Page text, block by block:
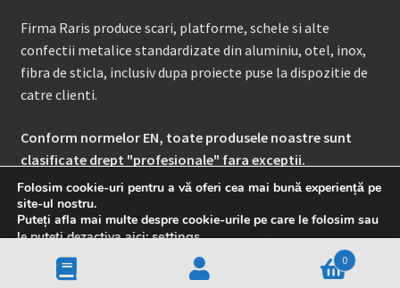
Firma Raris produce scari, platforme, schele si alte
confectii metalice standardizate din aluminiu, otel, inox,
fibra de sticla, inclusiv dupa proiecte puse la dispozitie de
catre clienti.
Conform normelor EN, toate produsele noastre sunt
clasificate drept "profesionale" fara exceptii.
Contul meu
0
Folosim cookie-uri pentru a vă oferi cea mai bună experiență pe
site-ul nostru.
Puteți afla mai multe despre cookie-urile pe care le folosim sau
le puteți dezactiva aici:settings.
Accept Close GDPR Cookie Banner